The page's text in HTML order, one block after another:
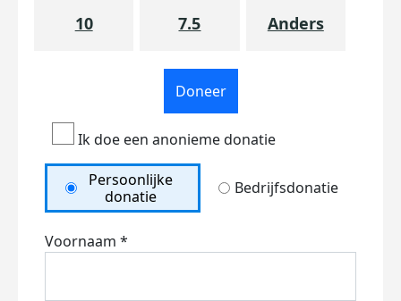
10 7.5 Anders
Doneer
Ik doe een anonieme donatie
Persoonlijke
donatie
Bedrijfsdonatie
Voornaam *